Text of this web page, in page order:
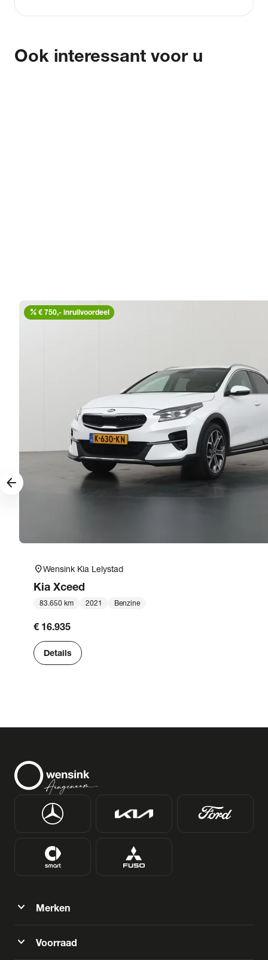
Ook interessant voor u
percent € 750,- inruilvoordeel
location_onWensink Kia Lelystad
Kia Xceed
83.650 km 2021 Benzine
€ 16.935
Details
arrow_forward
expand_more Merken
expand_more Voorraad